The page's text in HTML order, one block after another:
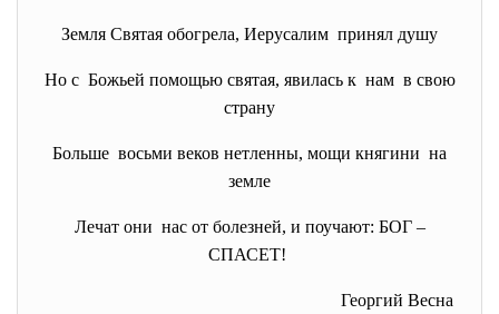
Земля Святая обогрела, Иерусалим принял душу
Но с Божьей помощью святая, явилась к нам в свою
страну
Больше восьми веков нетленны, мощи княгини на
земле
Лечат они нас от болезней, и поучают: БОГ –
СПАСЕТ!
Георгий Весна